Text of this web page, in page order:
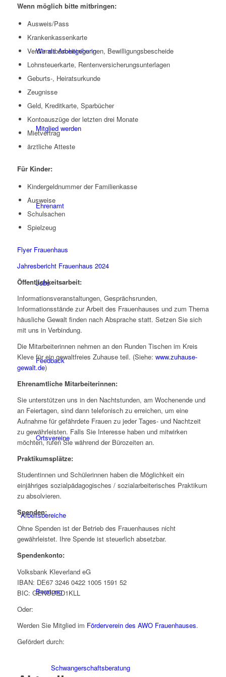
Wir als Arbeitgeberin
Mitglied werden
Ehrenamt
Jobs
Feedback
Ortsvereine
Arbeitsbereiche
Beratung
Schwangerschaftsberatung
Wenn möglich bitte mitbringen:
Ausweis/Pass
Krankenkassenkarte
Verdienstbescheinigungen, Bewilligungsbescheide
Lohnsteuerkarte, Rentenversicherungsunterlagen
Geburts-, Heiratsurkunde
Zeugnisse
Geld, Kreditkarte, Sparbücher
Kontoauszüge der letzten drei Monate
Mietvertrag
ärztliche Atteste
Für Kinder:
Kindergeldnummer der Familienkasse
Ausweise
Schulsachen
Spielzeug
Flyer Frauenhaus
Jahresbericht Frauenhaus 2024
Öffentlichkeitsarbeit:
Informationsveranstaltungen, Gesprächsrunden,
Informationsstände zur Arbeit des Frauenhauses und zum Thema
häusliche Gewalt finden nach Absprache statt. Setzen Sie sich
mit uns in Verbindung.
Die Mitarbeiterinnen nehmen an den Runden Tischen im Kreis
Kleve für ein gewaltfreies Zuhause teil. (Siehe: www.zuhause-
gewalt.de)
Ehrenamtliche Mitarbeiterinnen:
Sie unterstützen uns in den Nachtstunden, am Wochenende und
an Feiertagen, sind dann telefonisch zu erreichen, um eine
Aufnahme für gefährdete Frauen zu jeder Tages- und Nachtzeit
zu gewährleisten. Falls Sie Interesse haben und mitwirken
möchten, rufen Sie während der Bürozeiten an.
Praktikumsplätze:
Studentinnen und Schülerinnen haben die Möglichkeit ein
einjähriges sozialpädagogisches / sozialarbeiterisches Praktikum
zu absolvieren.
Spenden:
Ohne Spenden ist der Betrieb des Frauenhauses nicht
gewährleistet. Ihre Spende ist steuerlich absetzbar.
Spendenkonto:
Volksbank Kleverland eG
IBAN: DE67 3246 0422 1005 1591 52
BIC: GENODED1KLL
Oder:
Werden Sie Mitglied im Förderverein des AWO Frauenhauses.
Gefördert durch: